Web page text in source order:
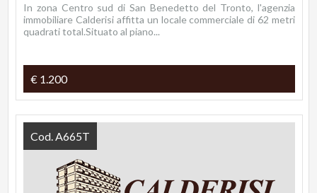
In zona Centro sud di San Benedetto del Tronto, l'agenzia
immobiliare Calderisi affitta un locale commerciale di 62 metri
quadrati total.Situato al piano...
€ 1.200
Cod. A665T